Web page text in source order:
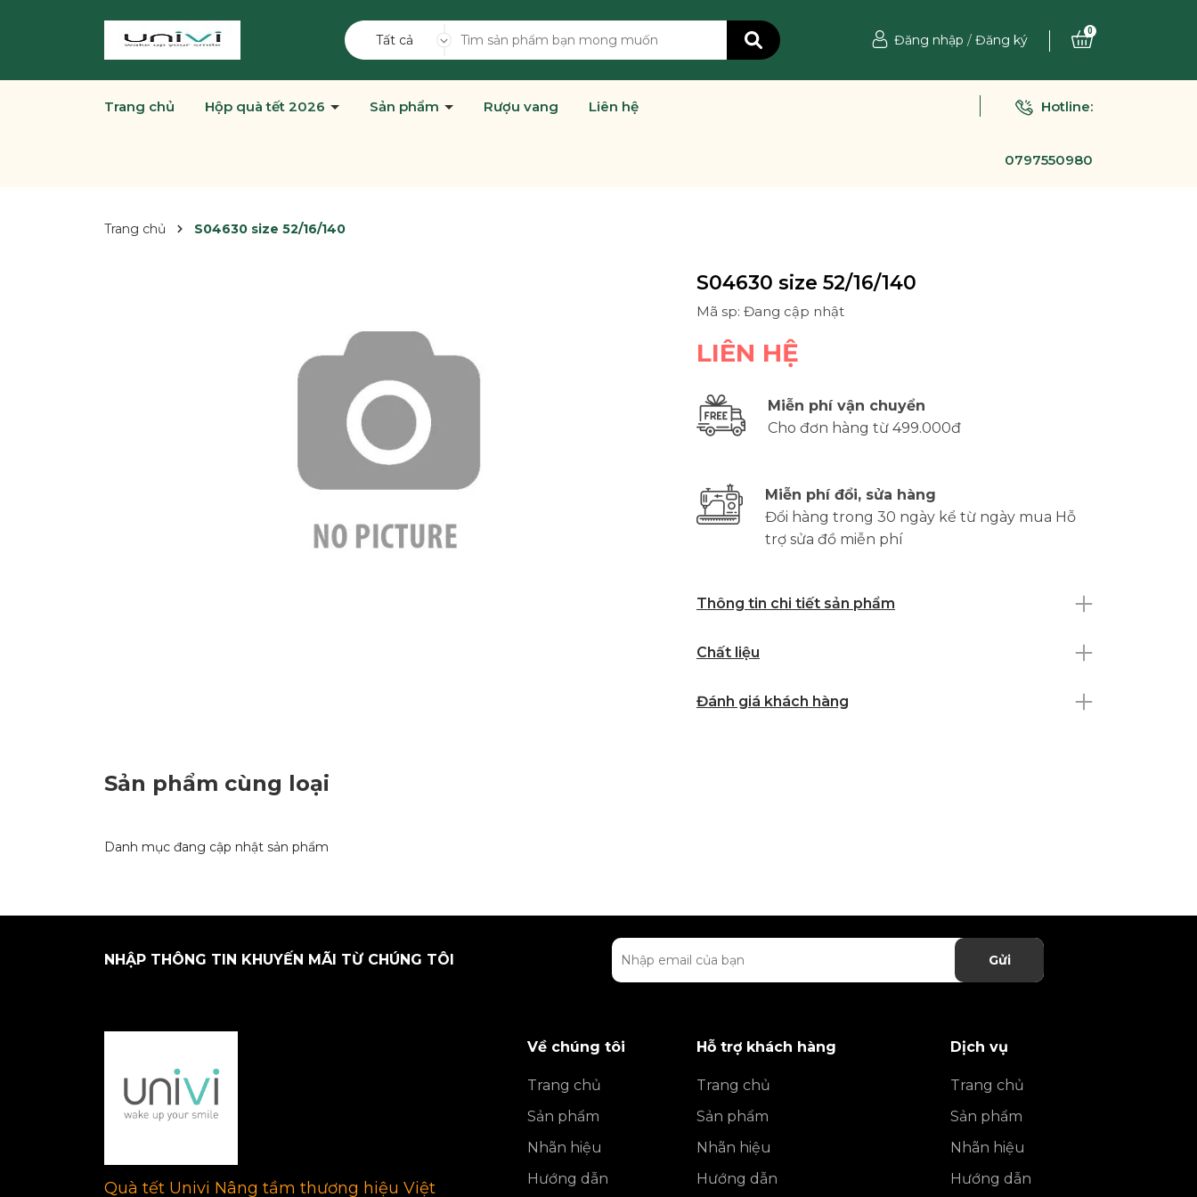
Tất cả Đăng nhập / Đăng ký
0
Trang chủ Hộp quà tết 2026 Sản phẩm Rượu vang Liên hệ Hotline:
0797550980
Trang chủ S04630 size 52/16/140
S04630 size 52/16/140
Mã sp: Đang cập nhật
LIÊN HỆ
Miễn phí vận chuyển
Cho đơn hàng từ 499.000đ
Miễn phí đổi, sửa hàng
Đổi hàng trong 30 ngày kể từ ngày mua Hỗ
trợ sửa đồ miễn phí
Thông tin chi tiết sản phẩm
Chất liệu
Đánh giá khách hàng
Sản phẩm cùng loại
Danh mục đang cập nhật sản phẩm
NHẬP THÔNG TIN KHUYẾN MÃI TỪ CHÚNG TÔI Gửi
Quà tết Univi Nâng tầm thương hiệu Việt
Về chúng tôi
Trang chủ
Sản phẩm
Nhãn hiệu
Hướng dẫn
Hỗ trợ khách hàng
Trang chủ
Sản phẩm
Nhãn hiệu
Hướng dẫn
Dịch vụ
Trang chủ
Sản phẩm
Nhãn hiệu
Hướng dẫn